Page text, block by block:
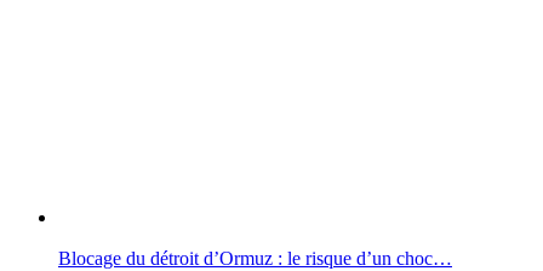
Blocage du détroit d’Ormuz : le risque d’un choc…